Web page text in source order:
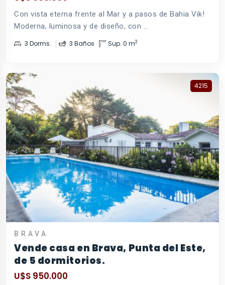
Con vista eterna frente al Mar y a pasos de Bahia Vik!
Moderna, luminosa y de diseño, con ...
3 Dorms. 3 Baños Sup. 0 m2
4215
BRAVA
Vende casa en Brava, Punta del Este,
de 5 dormitorios.
U$S 950.000